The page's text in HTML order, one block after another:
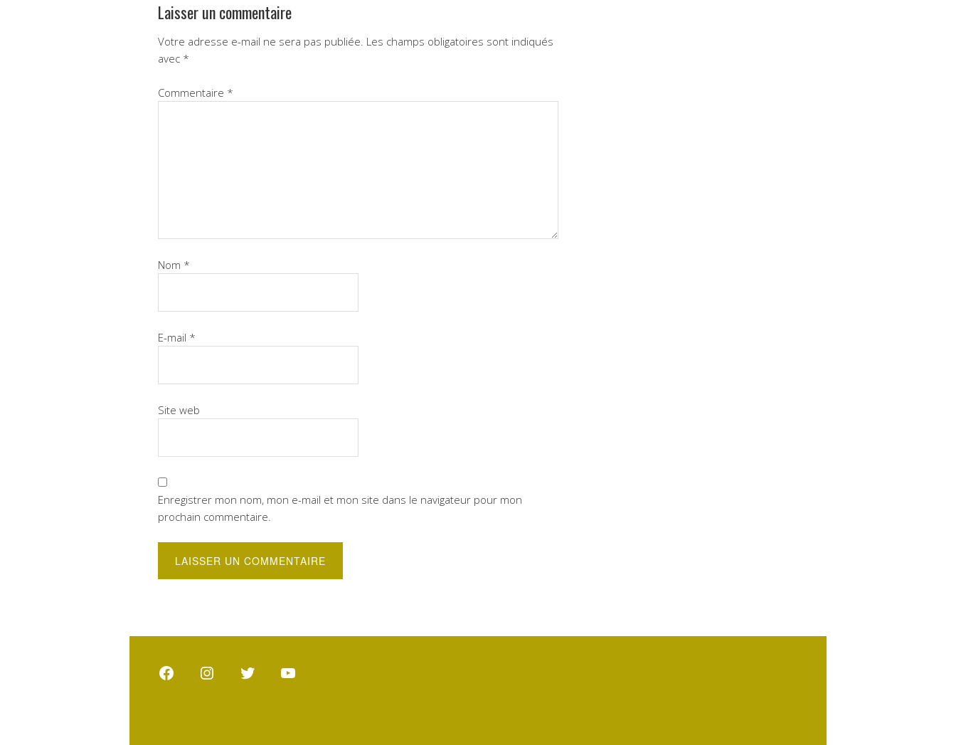
Laisser un commentaire
Votre adresse e-mail ne sera pas publiée. Les champs obligatoires sont indiqués
avec *
Commentaire *
Nom *
E-mail *
Site web
Enregistrer mon nom, mon e-mail et mon site dans le navigateur pour mon
prochain commentaire.
FacebookInstagramTwitterYouTube